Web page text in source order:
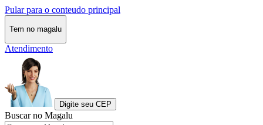
Pular para o conteudo principal
Tem no magalu
Atendimento
Digite seu CEP
Buscar no Magalu